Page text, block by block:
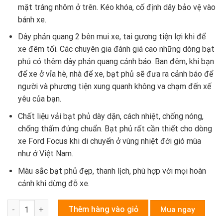
mặt tráng nhôm ở trên. Kéo khóa, cố định dây bảo vệ vào
bánh xe.
Dây phản quang 2 bên mui xe, tai gương tiện lợi khi để
xe đêm tối. Các chuyên gia đánh giá cao những dòng bạt
phủ có thêm dây phản quang cảnh báo. Ban đêm, khi bạn
để xe ở vỉa hè, nhà để xe, bạt phủ sẽ đưa ra cảnh báo để
người và phương tiện xung quanh không va chạm đến xế
yêu của bạn.
Chất liệu vải bạt phủ dày dặn, cách nhiệt, chống nóng,
chống thấm đúng chuẩn. Bạt phủ rất cần thiết cho dòng
xe Ford Focus khi di chuyển ở vùng nhiệt đới gió mùa
như ở Việt Nam.
Màu sắc bạt phủ đẹp, thanh lịch, phù hợp với mọi hoàn
cảnh khi dừng đỗ xe.
Bạt phủ xe ô tô Ford Focus quantity
Thêm hàng vào giỏ Mua ngay